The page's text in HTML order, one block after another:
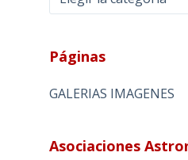
Páginas
GALERIAS IMAGENES
Asociaciones